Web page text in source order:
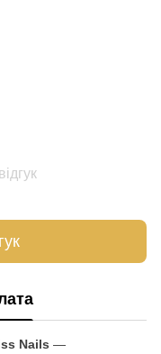
Nails —